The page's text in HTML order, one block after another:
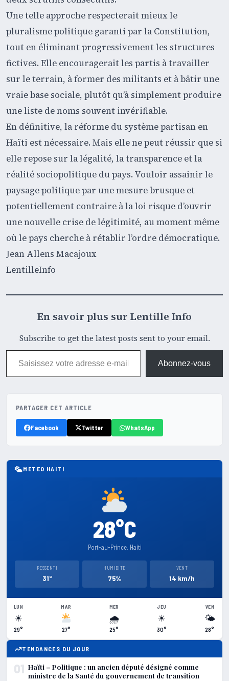
Une telle approche respecterait mieux le
pluralisme politique garanti par la Constitution,
tout en éliminant progressivement les structures
fictives. Elle encouragerait les partis à travailler
sur le terrain, à former des militants et à bâtir une
vraie base sociale, plutôt qu’à simplement produire
une liste de noms souvent invérifiable.
En définitive, la réforme du système partisan en
Haïti est nécessaire. Mais elle ne peut réussir que si
elle repose sur la légalité, la transparence et la
réalité sociopolitique du pays. Vouloir assainir le
paysage politique par une mesure brusque et
potentiellement contraire à la loi risque d’ouvrir
une nouvelle crise de légitimité, au moment même
où le pays cherche à rétablir l’ordre démocratique.
Jean Allens Macajoux
LentilleInfo
En savoir plus sur Lentille Info
Subscribe to get the latest posts sent to your email.
Saisissez votre adresse e-mail…
Abonnez-vous
PARTAGER CET ARTICLE
Facebook Twitter WhatsApp
METEO HAITI
28°C
Port-au-Prince, Haiti
RESSENTI
31°
HUMIDITE
75%
VENT
14 km/h
LUN
☀
29°
MAR
27°
MER
🌧
25°
JEU
☀
30°
VEN
🌤
28°
TENDANCES DU JOUR
01 Haïti – Politique : un ancien député désigné comme
ministre de la Santé du gouvernement de transition